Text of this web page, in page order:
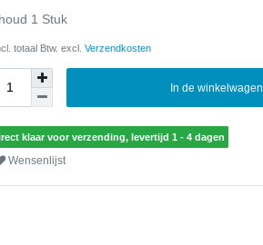
1 Stuk
totaal Btw. excl. Verzendkosten
In de winkelwagen
klaar voor verzending, levertijd 1 - 4 dagen
Wensenlijst